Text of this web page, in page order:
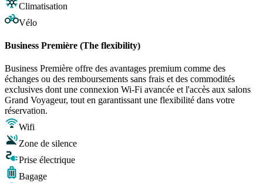
Climatisation
Vélo
Business Première (The flexibility)
Business Première offre des avantages premium comme des
échanges ou des remboursements sans frais et des commodités
exclusives dont une connexion Wi-Fi avancée et l'accès aux salons
Grand Voyageur, tout en garantissant une flexibilité dans votre
réservation.
Wifi
Zone de silence
Prise électrique
Bagage